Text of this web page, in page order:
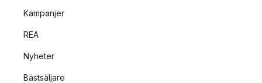
Kampanjer
REA
Nyheter
Bästsäljare